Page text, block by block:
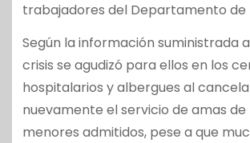
trabajadores del Departamento de
Según la información suministrada
crisis se agudizó para ellos en los
hospitalarios y albergues al
nuevamente el servicio de amas
menores admitidos, pese a que